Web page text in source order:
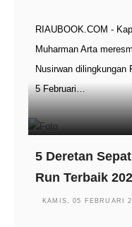
RIAUBOOK.COM -
Muharman Arta
Nusirwan
5 Februari…
5 Deretan
Run Terbaik
KAMIS, 05 FEBRUARI